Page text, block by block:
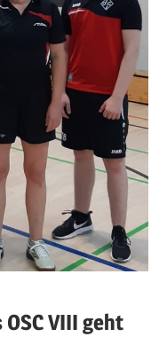
VIII geht